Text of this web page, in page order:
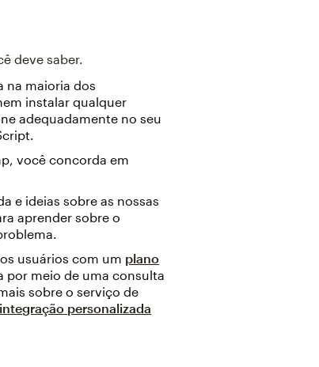
deve saber.
na maioria dos
instalar qualquer
adequadamente no seu
você concorda em
e ideias sobre as nossas
aprender sobre o
usuários com um plano
por meio de uma consulta
sobre o serviço de
personalizada